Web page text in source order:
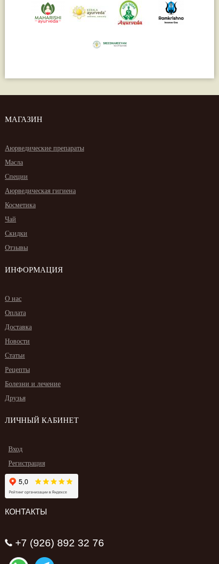
МАГАЗИН
Аюрведические препараты
Масла
Специи
Аюрведическая гигиена
Косметика
Чай
Скидки
Отзывы
ИНФОРМАЦИЯ
О нас
Оплата
Доставка
Новости
Статьи
Рецепты
Болезни и лечение
Друзья
ЛИЧНЫЙ КАБИНЕТ
Вход
Регистрация
КОНТАКТЫ
+7 (926) 892 32 76